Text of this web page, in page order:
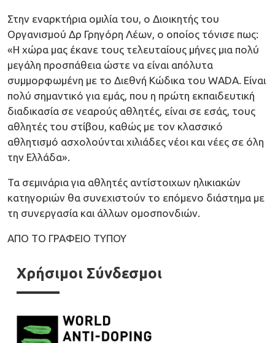
Στην εναρκτήρια ομιλία του, ο Διοικητής του
Οργανισμού Δρ Γρηγόρη Λέων, ο οποίος τόνισε πως:
«Η χώρα μας έκανε τους τελευταίους μήνες μια πολύ
μεγάλη προσπάθεια ώστε να είναι απόλυτα
συμμορφωμένη με το Διεθνή Κώδικα του WADA. Είναι
πολύ σημαντικό για εμάς, που η πρώτη εκπαιδευτική
διαδικασία σε νεαρούς αθλητές, είναι σε εσάς, τους
αθλητές του στίβου, καθώς με τον κλασσικό
αθλητισμό ασχολούνται χιλιάδες νέοι και νέες σε όλη
την Ελλάδα».
Τα σεμινάρια για αθλητές αντίστοιχων ηλικιακών
κατηγοριών θα συνεχιστούν το επόμενο διάστημα με
τη συνεργασία και άλλων ομοσπονδιών.
ΑΠΟ ΤΟ ΓΡΑΦΕΙΟ ΤΥΠΟΥ
Χρήσιμοι Σύνδεσμοι